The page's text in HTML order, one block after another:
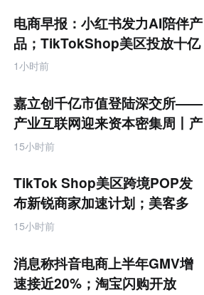
电商早报：小红书发力AI陪伴产
品；TikTokShop美区投放十亿
1小时前
嘉立创千亿市值登陆深交所——
产业互联网迎来资本密集周丨产
业互联网周报
15小时前
TikTok Shop美区跨境POP发
布新锐商家加速计划；美客多
Q2营收同增50%丨跨境电商周
15小时前
消息称抖音电商上半年GMV增
速接近20%；淘宝闪购开放